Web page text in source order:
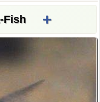
Fish +